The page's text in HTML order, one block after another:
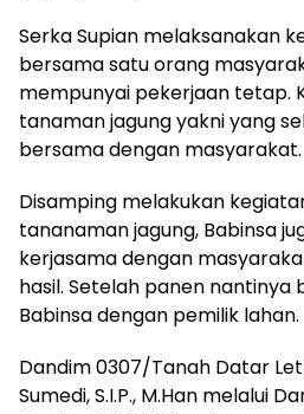
Serka Supian melaksanakan
bersama satu orang
mempunyai pekerjaan tetap.
tanaman jagung yakni yang
bersama dengan masyarakat.
Disamping melakukan
tananaman jagung, Babinsa
kerjasama dengan
hasil. Setelah panen nantinya
Babinsa dengan pemilik lahan.
Dandim 0307/Tanah Datar
Sumedi, S.I.P., M.Han melalui